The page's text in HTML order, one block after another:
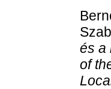
és a
of